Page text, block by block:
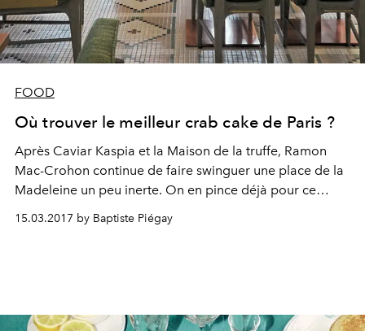
FOOD
Où trouver le meilleur crab cake de Paris ?
Après Caviar Kaspia et la Maison de la truffe, Ramon
Mac-Crohon continue de faire swinguer une place de la
Madeleine un peu inerte. On en pince déjà pour ce
restaurant flambant neuf.
15.03.2017 by Baptiste Piégay